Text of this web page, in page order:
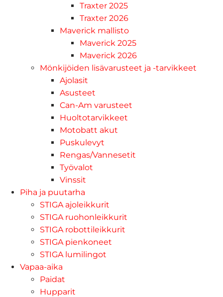
Traxter 2025
Traxter 2026
Maverick mallisto
Maverick 2025
Maverick 2026
Mönkijöiden lisävarusteet ja -tarvikkeet
Ajolasit
Asusteet
Can-Am varusteet
Huoltotarvikkeet
Motobatt akut
Puskulevyt
Rengas/Vannesetit
Työvalot
Vinssit
Piha ja puutarha
STIGA ajoleikkurit
STIGA ruohonleikkurit
STIGA robottileikkurit
STIGA pienkoneet
STIGA lumilingot
Vapaa-aika
Paidat
Hupparit